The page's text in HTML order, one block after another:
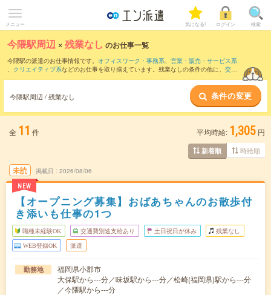
メニュー 気になる! ログイン 検索
今隈駅周辺 ×残業なし のお仕事一覧
今隈駅の派遣のお仕事情報です。 オフィスワーク・事務系、 営業・販売・サービス系
、 クリエイティブ系などのお仕事を取り揃えています。残業なしの条件の他に、 交通
今隈駅周辺 / 残業なし 条件の変更
全 11 件 平均時給: 1,305 円
新着順 時給順
未読
NEW
掲載日 2026/08/06
【オープニング募集】おばあちゃんのお散歩付
き添いも仕事の1つ
職種未経験OK 交通費別途支給あり 土日祝日が休み 残業なし
WEB登録OK 派遣
勤務地
福岡県小郡市
大保駅から---分／味坂駅から---分／松崎(福岡県)駅から---分
／今隈駅から---分